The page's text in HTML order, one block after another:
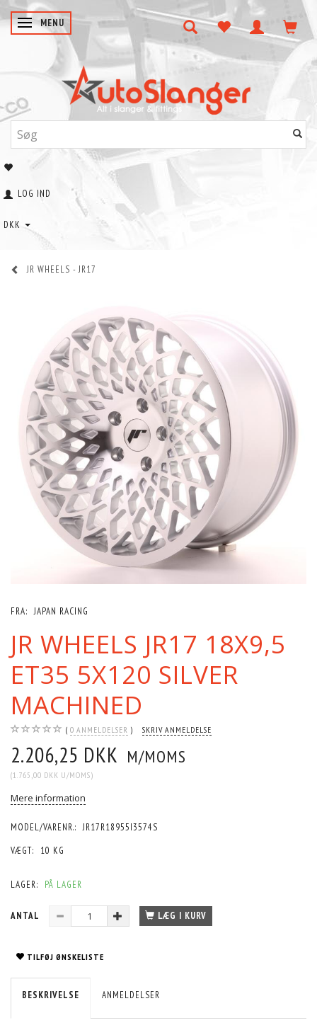
SKIFTE NAVIGATION
MENU
LOG IND
DKK
JR WHEELS - JR17
FRA: JAPAN RACING
JR WHEELS JR17 18X9,5
ET35 5X120 SILVER
MACHINED
0 ANMELDELSER SKRIV ANMELDELSE
2.206,25 DKK M/MOMS
(1.765,00 DKK U/MOMS)
Mere information
MODEL/VARENR.: JR17R18955I3574S
VÆGT:
10 KG
LAGER: PÅ LAGER
ANTAL LÆG I KURV
TILFØJ ØNSKELISTE
BESKRIVELSE ANMELDELSER